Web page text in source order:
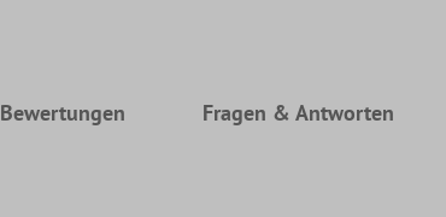
Bewertungen Fragen & Antworten